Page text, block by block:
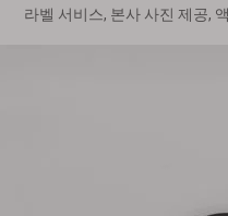
라벨 서비스, 본사 사진 제공,